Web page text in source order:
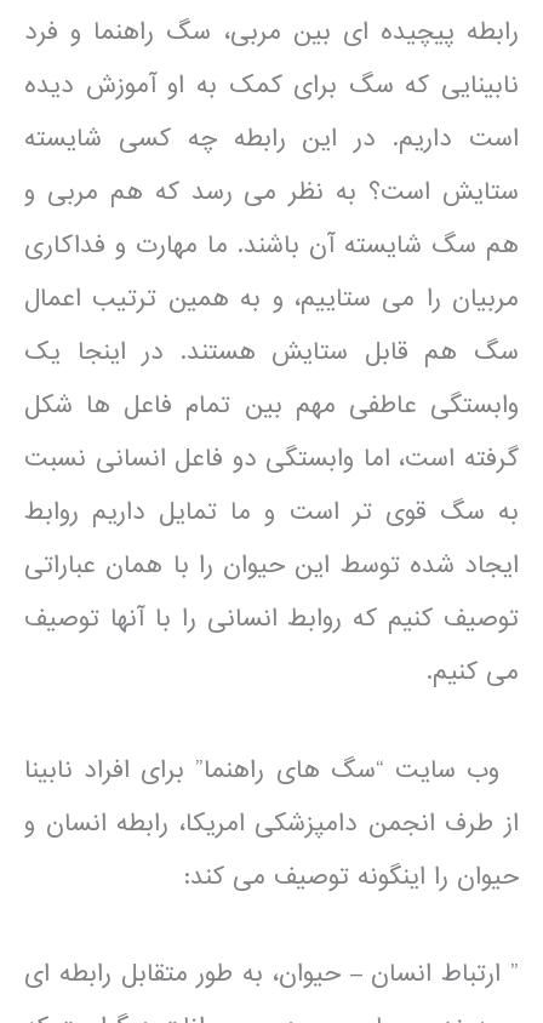
رابطه پیچیده ای بین مربی، سگ راهنما و فرد
نابینایی که سگ برای کمک به او آموزش دیده
است داریم. در این رابطه چه کسی شایسته
ستایش است؟ به نظر می رسد که هم مربی و
هم سگ شایسته آن باشند. ما مهارت و فداکاری
مربیان را می ستاییم، و به همین ترتیب اعمال
سگ هم قابل ستایش هستند. در اینجا یک
وابستگی عاطفی مهم بین تمام فاعل ها شکل
گرفته است، اما وابستگی دو فاعل انسانی نسبت
به سگ قوی تر است و ما تمایل داریم روابط
ایجاد شده توسط این حیوان را با همان عباراتی
توصیف کنیم که روابط انسانی را با آنها توصیف
می کنیم.
وب سایت “سگ های راهنما” برای افراد نابینا
از طرف انجمن دامپزشکی امریکا، رابطه انسان و
حیوان را اینگونه توصیف می کند:
” ارتباط انسان – حیوان، به طور متقابل رابطه ای